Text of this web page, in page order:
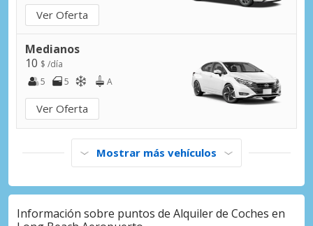
Ver Oferta
Medianos
10 $ /día
5
5 A
Ver Oferta
Mostrar más vehículos
Información sobre puntos de Alquiler de Coches en